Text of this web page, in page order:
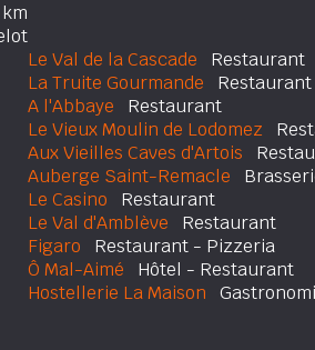
Le Val de la Cascade Restaurant
La Truite Gourmande Restaurant
A l'Abbaye Restaurant
Le Vieux Moulin de Lodomez
Aux Vieilles Caves d'Artois
Auberge Saint-Remacle
Le Casino Restaurant
Le Val d'Amblève Restaurant
Figaro Restaurant - Pizzeria
Ô Mal-Aimé Hôtel - Restaurant
Hostellerie La Maison